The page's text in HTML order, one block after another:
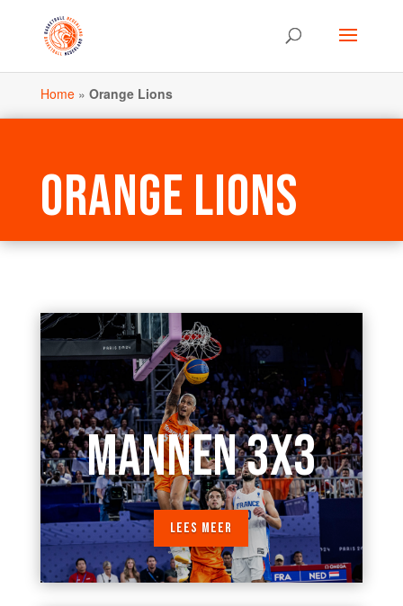
Home» Orange Lions
ORANGE LIONS
MANNEN 3X3
LEES MEER